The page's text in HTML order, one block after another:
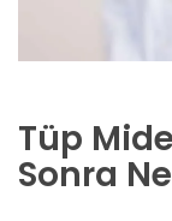
Tüp
Sonra